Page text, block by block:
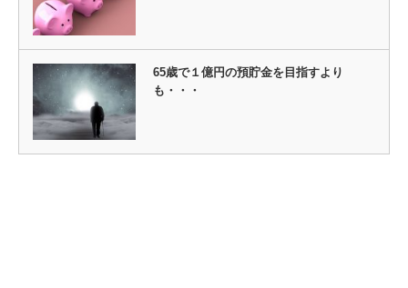
65歳で１億円の預貯金を目指すより
も・・・